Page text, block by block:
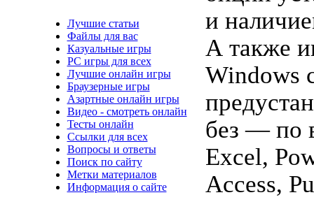
Лучшие статьи
Файлы для вас
Казуальные игры
PC игры для всех
Лучшие онлайн игры
Браузерные игры
Азартные онлайн игры
Видео - смотреть онлайн
Тесты онлайн
Ссылки для всех
Вопросы и ответы
Поиск по сайту
Метки материалов
Информация о сайте
и
А также
Windows
без — по
Excel,
Access,